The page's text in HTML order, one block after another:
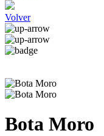
Volver
Bota Moro